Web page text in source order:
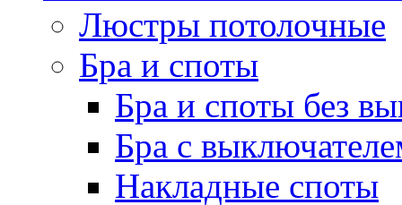
Люстры потолочные
Бра и споты
Бра и споты без
Бра с
Накладные споты